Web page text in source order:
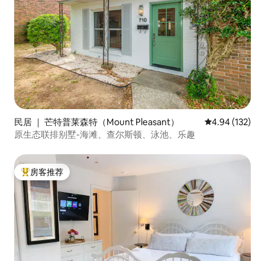
民居 ｜ 芒特普莱森特（Mount Pleasant） 平均评分 4.94
4.94 (132)
原生态联排别墅-海滩、查尔斯顿、泳池、乐趣
热门「房客推荐」
房客推荐